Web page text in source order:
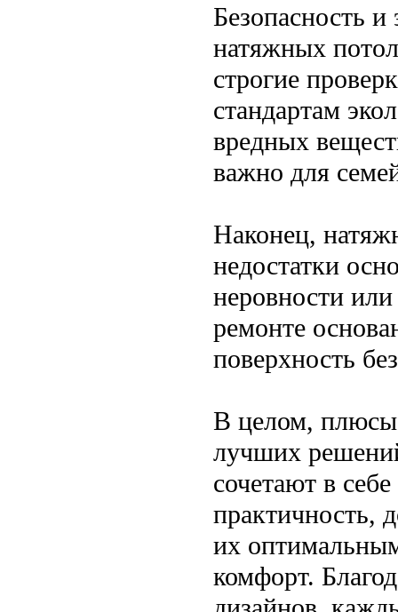
Безопасность
натяжных
строгие
стандартам
вредных
важно для
Наконец,
недостатки
неровности
ремонте
поверхность
В целом, плюсы
лучших
сочетают в
практичность,
их
комфорт.